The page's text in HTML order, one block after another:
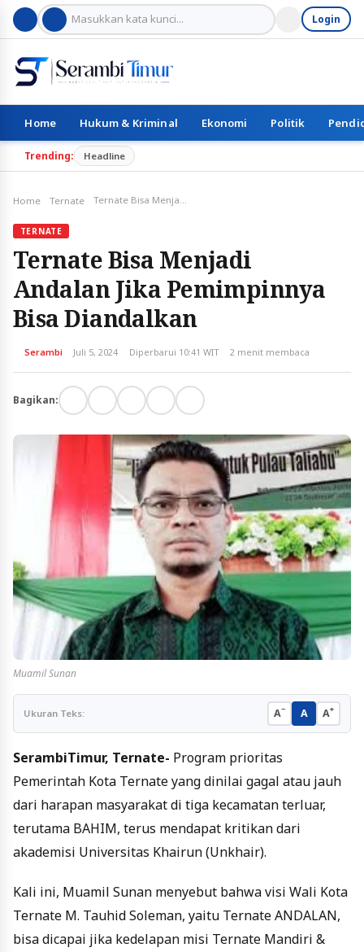
Login
Home Hukum & Kriminal Ekonomi Politik
Trending: Headline
Home Ternate Ternate Bisa Menjadi Andalan Jika Pemimpinnya Bisa Diandalkan
TERNATE
Ternate Bisa Menjadi
Andalan Jika Pemimpinnya
Bisa Diandalkan
Serambi Juli 5, 2024 Diperbarui 10:41 WIT 2 menit membaca
Bagikan:
Muamil Sunan
Ukuran Teks: A− A A+
SerambiTimur, Ternate- Program prioritas
Pemerintah Kota Ternate yang dinilai gagal atau jauh
dari harapan masyarakat di tiga kecamatan terluar,
terutama BAHIM, terus mendapat kritikan dari
akademisi Universitas Khairun (Unkhair).
Kali ini, Muamil Sunan menyebut bahwa visi Wali Kota
Ternate M. Tauhid Soleman, yaitu Ternate ANDALAN,
bisa dicapai jika kedelapan misi Ternate Mandiri &